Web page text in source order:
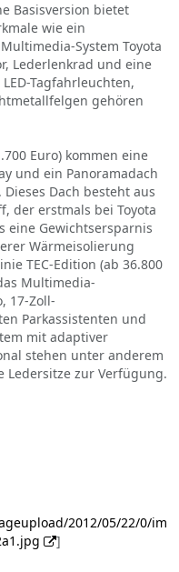
Basisversion bietet
wie ein
System Toyota
Lederlenkrad und eine
Tagfahrleuchten,
gehören
Euro) kommen eine
und ein Panoramadach
Dach besteht aus
der erstmals bei Toyota
eine Gewichtsersparnis
Wärmeisolierung
TEC-Edition (ab 36.800
Multimedia-
17-Zoll-
Parkassistenten und
mit adaptiver
stehen unter anderem
Ledersitze zur Verfügung.
2012/05/22/0/im
]